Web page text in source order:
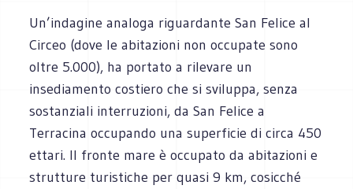
Un’indagine analoga riguardante San Felice al
Circeo (dove le abitazioni non occupate sono
oltre 5.000), ha portato a rilevare un
insediamento costiero che si sviluppa, senza
sostanziali interruzioni, da San Felice a
Terracina occupando una superficie di circa 450
ettari. Il fronte mare è occupato da abitazioni e
strutture turistiche per quasi 9 km, cosicché